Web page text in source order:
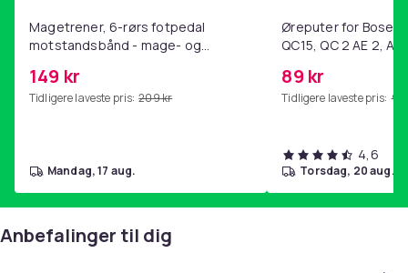
185
Artikkel nr.
c77cff62-e73e-4d14-b038-9ea6510c8728
Produktsikkerhetsinformasjon
Magetrener, 6-rørs fotpedal
motstandsbånd - mage- og
hjemmegymnastikk Purple
149 kr
Tidligere laveste pris: 209 kr
mandag, 17 aug.
Øreputer for Bose
QC15, QC 2 AE 2, AE
89 kr
Tidligere laveste pris: 99
4,6
torsdag, 20 aug.
Anbefalinger til dig